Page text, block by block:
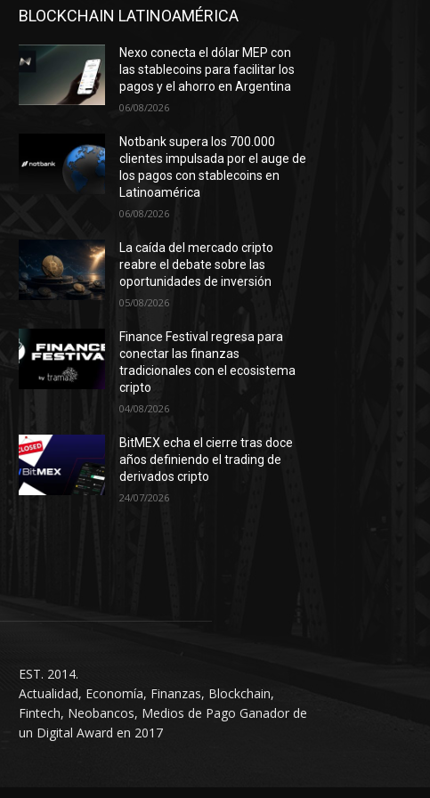
BLOCKCHAIN LATINOAMÉRICA
Nexo conecta el dólar MEP con
las stablecoins para facilitar los
pagos y el ahorro en Argentina
06/08/2026
Notbank supera los 700.000
clientes impulsada por el auge de
los pagos con stablecoins en
Latinoamérica
06/08/2026
La caída del mercado cripto
reabre el debate sobre las
oportunidades de inversión
05/08/2026
Finance Festival regresa para
conectar las finanzas
tradicionales con el ecosistema
cripto
04/08/2026
BitMEX echa el cierre tras doce
años definiendo el trading de
derivados cripto
24/07/2026
EST. 2014.
Actualidad, Economía, Finanzas, Blockchain,
Fintech, Neobancos, Medios de Pago Ganador de
un Digital Award en 2017